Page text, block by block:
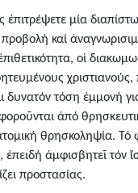
ἐπιτρέψετε μία
καί
οἱ
δυνατόν τόση ἐμμονή
ἀπό
θρησκοληψία. Τό
ἀμφισβητεῖ τόν
προστασίας.